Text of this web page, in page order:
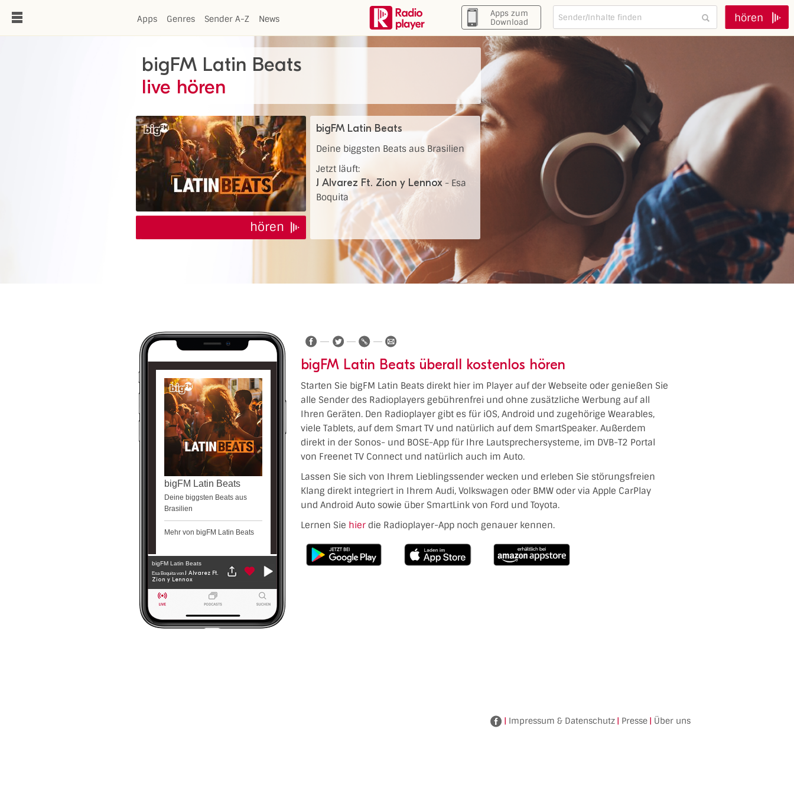
Apps Genres Sender A-Z News
Apps zum
Download
hören
bigFM Latin Beats
live hören
hören
bigFM Latin Beats
Deine biggsten Beats aus Brasilien
Jetzt läuft:
J Alvarez Ft. Zion y Lennox - Esa
Boquita
bigFM Latin Beats
Deine biggsten Beats aus
Brasilien
Mehr von bigFM Latin Beats
bigFM Latin Beats
Esa Boquita von J Alvarez Ft.
Zion y Lennox
bigFM Latin Beats überall kostenlos hören
Starten Sie bigFM Latin Beats direkt hier im Player auf der Webseite oder genießen Sie
alle Sender des Radioplayers gebührenfrei und ohne zusätzliche Werbung auf all
Ihren Geräten. Den Radioplayer gibt es für iOS, Android und zugehörige Wearables,
viele Tablets, auf dem Smart TV und natürlich auf dem SmartSpeaker. Außerdem
direkt in der Sonos- und BOSE-App für Ihre Lautsprechersysteme, im DVB-T2 Portal
von Freenet TV Connect und natürlich auch im Auto.
Lassen Sie sich von Ihrem Lieblingssender wecken und erleben Sie störungsfreien
Klang direkt integriert in Ihrem Audi, Volkswagen oder BMW oder via Apple CarPlay
und Android Auto sowie über SmartLink von Ford und Toyota.
Lernen Sie hier die Radioplayer-App noch genauer kennen.
Facebook
| Impressum & Datenschutz | Presse | Über uns